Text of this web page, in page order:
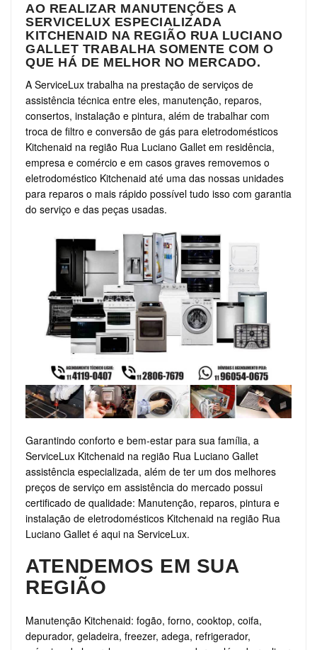
AO REALIZAR MANUTENÇÕES A
SERVICELUX ESPECIALIZADA
KITCHENAID NA REGIÃO RUA LUCIANO
GALLET TRABALHA SOMENTE COM O
QUE HÁ DE MELHOR NO MERCADO.
A ServiceLux trabalha na prestação de serviços de
assistência técnica entre eles, manutenção, reparos,
consertos, instalação e pintura, além de trabalhar com
troca de filtro e conversão de gás para eletrodomésticos
Kitchenaid na região Rua Luciano Gallet em residência,
empresa e comércio e em casos graves removemos o
eletrodoméstico Kitchenaid até uma das nossas unidades
para reparos o mais rápido possível tudo isso com garantia
do serviço e das peças usadas.
Garantindo conforto e bem-estar para sua família, a
ServiceLux Kitchenaid na região Rua Luciano Gallet
assistência especializada, além de ter um dos melhores
preços de serviço em assistência do mercado possui
certificado de qualidade: Manutenção, reparos, pintura e
instalação de eletrodomésticos Kitchenaid na região Rua
Luciano Gallet é aqui na ServiceLux.
ATENDEMOS EM SUA
REGIÃO
Manutenção Kitchenaid: fogão, forno, cooktop, coifa,
depurador, geladeira, freezer, adega, refrigerador,